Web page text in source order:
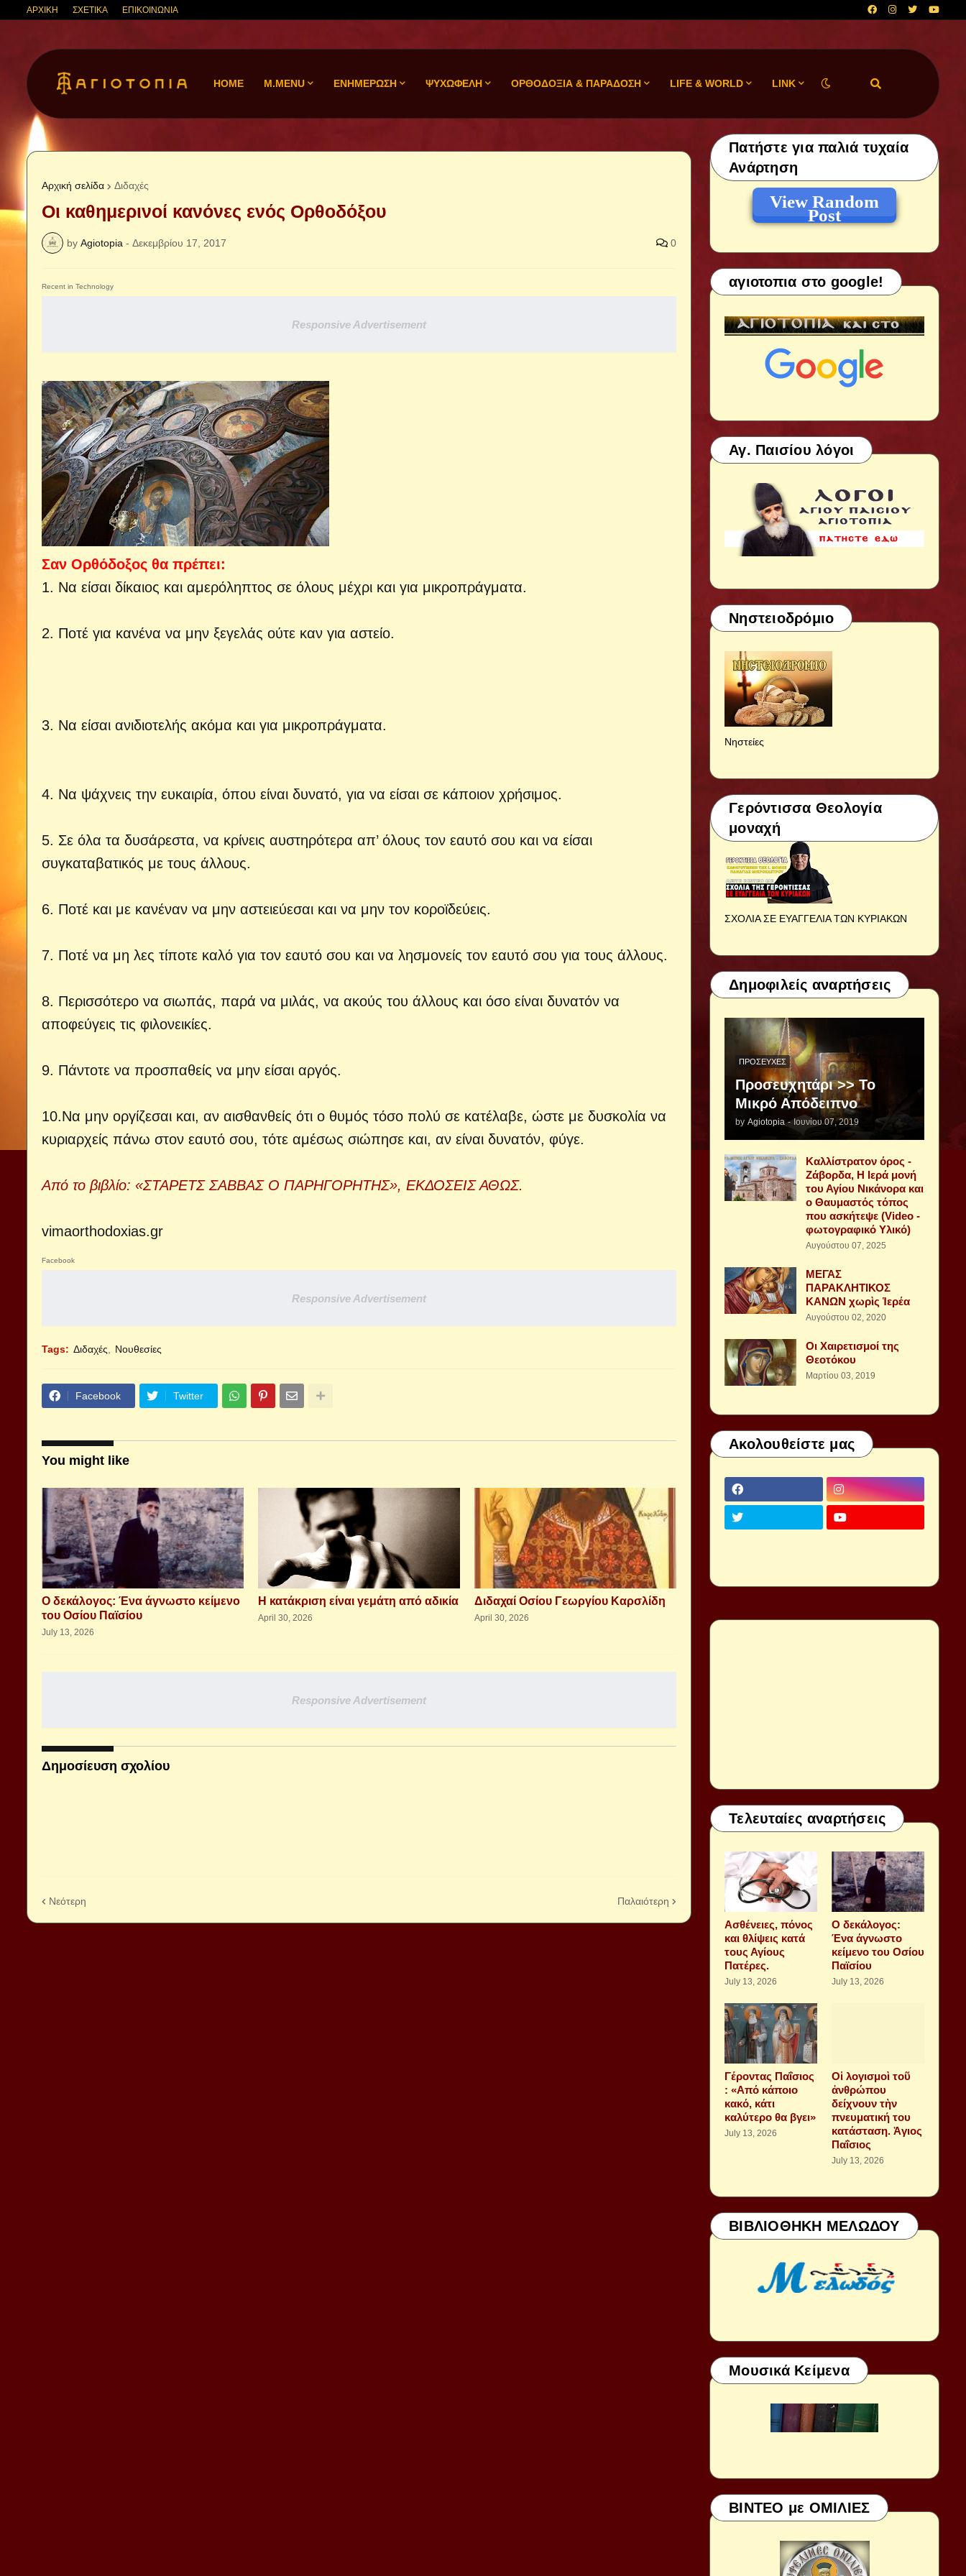
ΑΡΧΙΚΗ ΣΧΕΤΙΚΑ ΕΠΙΚΟΙΝΩΝΙΑ
HOME M.MENU ΕΝΗΜΕΡΩΣΗ ΨΥΧΩΦΕΛΗ ΟΡΘΟΔΟΞΙΑ & ΠΑΡΑΔΟΣΗ LIFE & WORLD LINK
Αρχική σελίδα Διδαχές
Οι καθημερινοί κανόνες ενός Ορθοδόξου
by Agiotopia - Δεκεμβρίου 17, 2017 0
Recent in Technology
Responsive Advertisement
Σαν Ορθόδοξος θα πρέπει:
1. Να είσαι δίκαιος και αμερόληπτος σε όλους μέχρι και για μικροπράγματα.
2. Ποτέ για κανένα να μην ξεγελάς ούτε καν για αστείο.
3. Να είσαι ανιδιοτελής ακόμα και για μικροπράγματα.
4. Να ψάχνεις την ευκαιρία, όπου είναι δυνατό, για να είσαι σε κάποιον χρήσιμος.
5. Σε όλα τα δυσάρεστα, να κρίνεις αυστηρότερα απ’ όλους τον εαυτό σου και να είσαι
συγκαταβατικός με τους άλλους.
6. Ποτέ και με κανέναν να μην αστειεύεσαι και να μην τον κοροϊδεύεις.
7. Ποτέ να μη λες τίποτε καλό για τον εαυτό σου και να λησμονείς τον εαυτό σου για τους άλλους.
8. Περισσότερο να σιωπάς, παρά να μιλάς, να ακούς του άλλους και όσο είναι δυνατόν να
αποφεύγεις τις φιλονεικίες.
9. Πάντοτε να προσπαθείς να μην είσαι αργός.
10.Να μην οργίζεσαι και, αν αισθανθείς ότι ο θυμός τόσο πολύ σε κατέλαβε, ώστε με δυσκολία να
κυριαρχείς πάνω στον εαυτό σου, τότε αμέσως σιώπησε και, αν είναι δυνατόν, φύγε.
Από το βιβλίο: «ΣΤΑΡΕΤΣ ΣΑΒΒΑΣ Ο ΠΑΡΗΓΟΡΗΤΗΣ», ΕΚΔΟΣΕΙΣ ΑΘΩΣ.
vimaorthodoxias.gr
Facebook
Responsive Advertisement
Tags: Διδαχές Νουθεσίες
Facebook Twitter
You might like
Ο δεκάλογος: Ένα άγνωστο κείμενο
του Οσίου Παϊσίου
July 13, 2026
Η κατάκριση είναι γεμάτη από αδικία
April 30, 2026
Διδαχαί Οσίου Γεωργίου Καρσλίδη
April 30, 2026
Responsive Advertisement
Δημοσίευση σχολίου
Νεότερη Παλαιότερη
Πατήστε για παλιά τυχαία
Ανάρτηση
View Random
Post
αγιοτοπια στο google!
Αγ. Παισίου λόγοι
Νηστειοδρόμιο
Νηστείες
Γερόντισσα Θεολογία
μοναχή
ΣΧΟΛΙΑ ΣΕ ΕΥΑΓΓΕΛΙΑ ΤΩΝ ΚΥΡΙΑΚΩΝ
Δημοφιλείς αναρτήσεις
ΠΡΟΣΕΥΧΈΣ
Προσευχητάρι >> Το
Μικρό Απόδειπνο
by Agiotopia - Ιουνίου 07, 2019
Καλλίστρατον όρος -
Ζάβορδα, Η Ιερά μονή
του Αγίου Νικάνορα και
ο Θαυμαστός τόπος
που ασκήτεψε (Video -
φωτογραφικό Υλικό)
Αυγούστου 07, 2025
ΜΕΓΑΣ
ΠΑΡΑΚΛΗΤΙΚΟΣ
ΚΑΝΩΝ χωρὶς Ἱερέα
Αυγούστου 02, 2020
Οι Χαιρετισμοί της
Θεοτόκου
Μαρτίου 03, 2019
Ακολουθείστε μας
Τελευταίες αναρτήσεις
Aσθένειες, πόνος
και θλίψεις κατά
τους Αγίους
Πατέρες.
July 13, 2026
Ο δεκάλογος:
Ένα άγνωστο
κείμενο του Οσίου
Παϊσίου
July 13, 2026
Γέροντας Παΐσιος
: «Από κάποιο
κακό, κάτι
καλύτερο θα βγει»
July 13, 2026
Οἱ λογισμοὶ τοῦ
ἀνθρώπου
δείχνουν τὴν
πνευματική του
κατάσταση. Ἁγιος
Παΐσιος
July 13, 2026
ΒΙΒΛΙΟΘΗΚΗ ΜΕΛΩΔΟΥ
Μουσικά Κείμενα
ΒΙΝΤΕΟ με ΟΜΙΛΙΕΣ